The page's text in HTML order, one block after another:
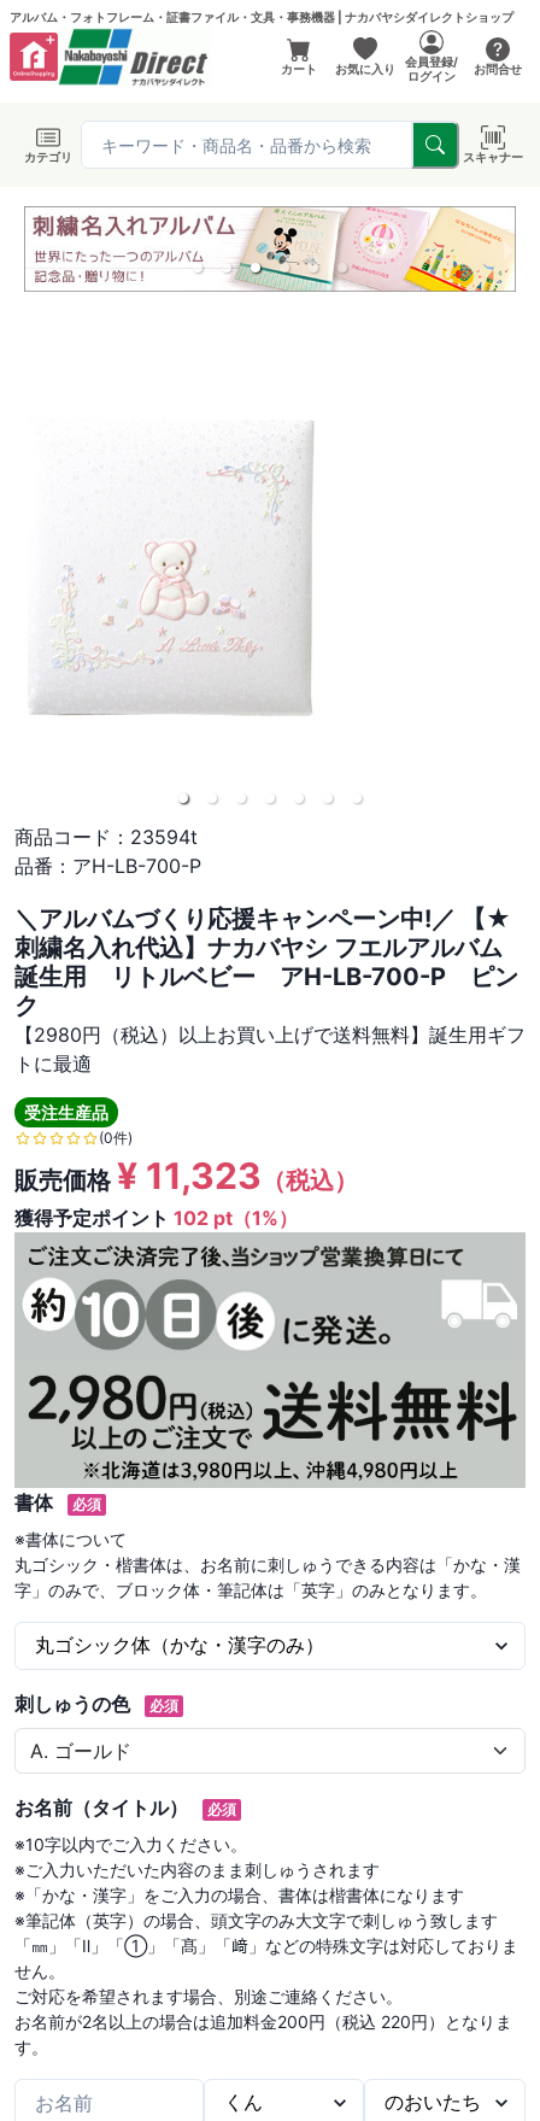
アルバム・フォトフレーム・証書ファイル・文具・事務機器 | ナカバヤシダイレクトショップ
カート お気に入り
会員登録/
ログイン
お問合せ
カテゴリ スキャナー
商品コード： 23594t
品番： アH-LB-700-P
＼アルバムづくり応援キャンペーン中!／ 【★
刺繍名入れ代込】ナカバヤシ フエルアルバム
誕生用 リトルベビー アH-LB-700-P ピン
ク
【2980円（税込）以上お買い上げで送料無料】誕生用ギフ
トに最適
受注生産品
(0件)
販売価格¥ 11,323 （税込）
獲得予定ポイント 102 pt（1%）
書体 必須
※書体について
丸ゴシック・楷書体は、お名前に刺しゅうできる内容は「かな・漢
字」のみで、ブロック体・筆記体は「英字」のみとなります。
刺しゅうの色 必須
お名前（タイトル） 必須
※10字以内でご入力ください。
※ご入力いただいた内容のまま刺しゅうされます
※「かな・漢字」をご入力の場合、書体は楷書体になります
※筆記体（英字）の場合、頭文字のみ大文字で刺しゅう致します
「㎜」「Ⅱ」「①」「髙」「﨑」などの特殊文字は対応しておりま
せん。
ご対応を希望されます場合、別途ご連絡ください。
お名前が2名以上の場合は追加料金200円（税込 220円）となりま
す。